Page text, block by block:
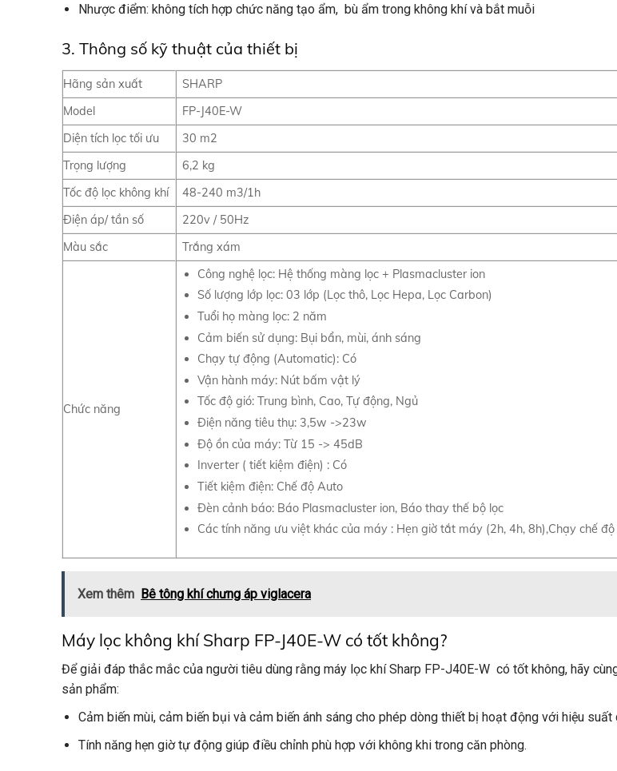
Nhược điểm: không tích hợp chức năng tạo ẩm, bù ẩm trong không khí và bắt muỗi
3. Thông số kỹ thuật của thiết bị
Hãng sản xuất
SHARP
Model
FP-J40E-W
Diện tích lọc tối ưu
30 m2
Trọng lượng
6,2 kg
Tốc độ lọc không khí
48-240 m3/1h
Điện áp/ tần số
220v / 50Hz
Màu sắc
Trắng xám
Chức năng
Công nghệ lọc: Hệ thống màng lọc + Plasmacluster ion
Số lượng lớp lọc: 03 lớp (Lọc thô, Lọc Hepa, Lọc Carbon)
Tuổi họ màng lọc: 2 năm
Cảm biến sử dụng: Bụi bẩn, mùi, ánh sáng
Chạy tự động (Automatic): Có
Vận hành máy: Nút bấm vật lý
Tốc độ gió: Trung bình, Cao, Tự động, Ngủ
Điện năng tiêu thụ: 3,5w ->23w
Độ ồn của máy: Từ 15 -> 45dB
Inverter ( tiết kiệm điện) : Có
Tiết kiệm điện: Chế độ Auto
Đèn cảnh báo: Báo Plasmacluster ion, Báo thay thế bộ lọc
Các tính năng ưu việt khác của máy : Hẹn giờ tắt máy (2h, 4h, 8h),Chạy chế
Xem thêm Bê tông khí chưng áp viglacera
Máy lọc không khí Sharp FP-J40E-W có tốt không?
Để giải đáp thắc mắc của người tiêu dùng rằng máy lọc khí Sharp FP-J40E-W có tốt không, hãy
sản phẩm:
Cảm biến mùi, cảm biến bụi và cảm biến ánh sáng cho phép dòng thiết bị hoạt động với hiệu suất
Tính năng hẹn giờ tự động giúp điều chỉnh phù hợp với không khi trong căn phòng.